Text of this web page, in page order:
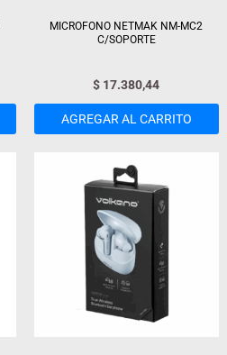
MICROFONO NETMAK NM-MC2
C/SOPORTE
$ 17.380,44
AGREGAR AL CARRITO